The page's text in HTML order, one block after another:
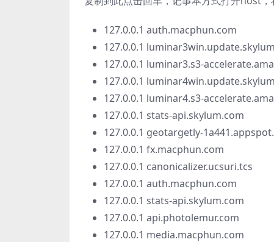
127.0.0.1 auth.macphun.com
127.0.0.1
127.0.0.1 luminar3.s3-
127.0.0.1
127.0.0.1 luminar4.s3-
127.0.0.1 stats-api.skylum.com
127.0.0.1 geotargetly-
127.0.0.1 fx.macphun.com
127.0.0.1 canonicalizer.ucsuri.tcs
127.0.0.1 auth.macphun.com
127.0.0.1 stats-api.skylum.com
127.0.0.1 api.photolemur.com
127.0.0.1 media.macphun.com